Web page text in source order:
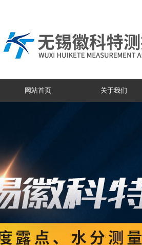
网站首页 关于我们